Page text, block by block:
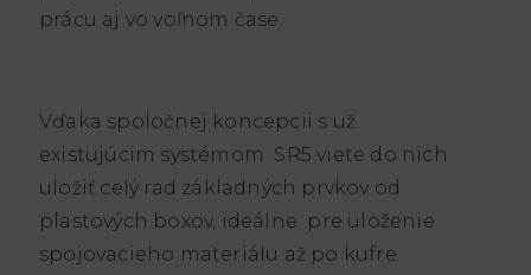
prácu aj vo voľnom čase.
Vďaka spoločnej koncepcii s už
existujúcim systémom SR5 viete do nich
uložiť celý rad základných prvkov od
plastových boxov, ideálne pre uloženie
spojovacieho materiálu až po kufre